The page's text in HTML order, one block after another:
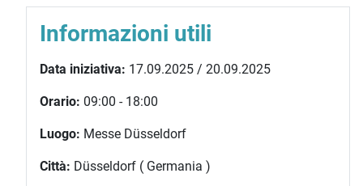
Informazioni utili
Data iniziativa: 17.09.2025 / 20.09.2025
Orario: 09:00 - 18:00
Luogo: Messe Düsseldorf
Città: Düsseldorf ( Germania )